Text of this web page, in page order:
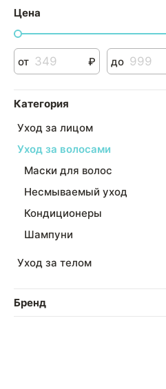
Цена
от ₽ до
Категория
Уход за лицом
Уход за волосами
Маски для волос
Несмываемый уход
Кондиционеры
Шампуни
Уход за телом
Бренд